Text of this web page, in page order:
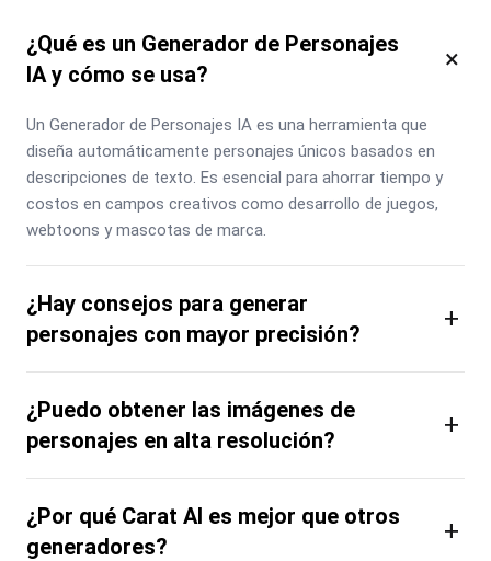
¿Qué es un Generador de Personajes
IA y cómo se usa?
×
Un Generador de Personajes IA es una herramienta que
diseña automáticamente personajes únicos basados en
descripciones de texto. Es esencial para ahorrar tiempo y
costos en campos creativos como desarrollo de juegos,
webtoons y mascotas de marca.
¿Hay consejos para generar
personajes con mayor precisión?
+
¿Puedo obtener las imágenes de
personajes en alta resolución?
+
¿Por qué Carat AI es mejor que otros
generadores?
+